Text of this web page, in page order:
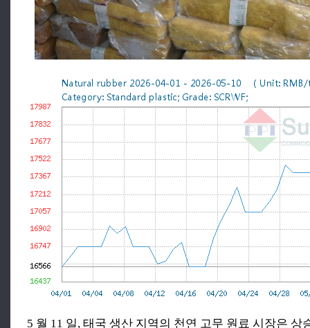
5 월 11 일, 태국 생산 지역의 천연 고무 원료 시장은 상